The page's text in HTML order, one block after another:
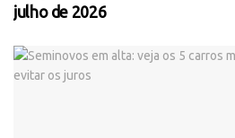
julho de 2026